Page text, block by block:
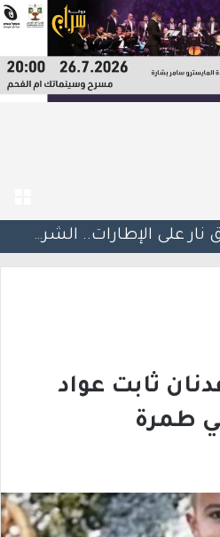
اعتقال مشتبهين بعد إطلاق نار على عمود كهرباء وتهديد طواقم شركة الكهرباء في تل السبع
ثابت عواد
طمرة